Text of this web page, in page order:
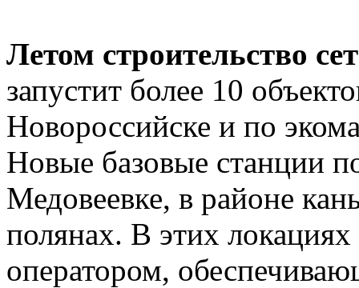
Летом строительство
запустит более 10
Новороссийске и по
Новые базовые станции
Медовеевке, в районе
полянах. В этих
оператором,